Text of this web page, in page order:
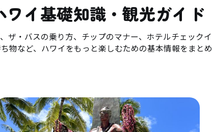
ワイ基礎知識・観光ガイド
ザ・バスの乗り方、チップのマナー、ホテルチェック
物など、ハワイをもっと楽しむための基本情報をまと